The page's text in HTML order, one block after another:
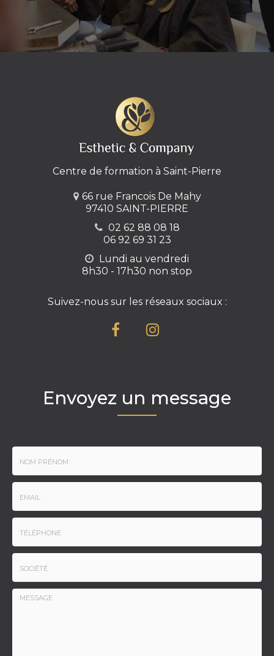
Centre de formation à Saint-Pierre
66 rue Francois De Mahy
97410 SAINT-PIERRE
02 62 88 08 18
06 92 69 31 23
Lundi au vendredi
8h30 - 17h30 non stop
Suivez-nous sur les réseaux sociaux :
Envoyez un message
Nom
Prénom
*
Email
*
Tél.
*
Société